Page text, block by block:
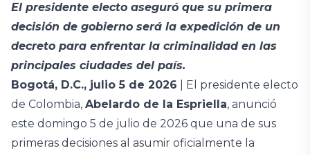
El presidente electo aseguró que su primera
decisión de gobierno será la expedición de un
decreto para enfrentar la criminalidad en las
principales ciudades del país.
Bogotá, D.C., julio 5 de 2026 | El presidente electo
de Colombia, Abelardo de la Espriella, anunció
este domingo 5 de julio de 2026 que una de sus
primeras decisiones al asumir oficialmente la